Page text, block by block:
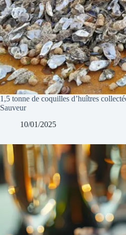
1,5 tonne de coquilles d’huîtres
Sauveur
10/01/2025